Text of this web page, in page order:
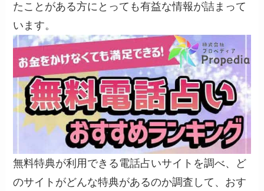
たことがある方にとっても有益な情報が詰まって
います。
無料特典が利用できる電話占いサイトを調べ、ど
のサイトがどんな特典があるのか調査して、おす